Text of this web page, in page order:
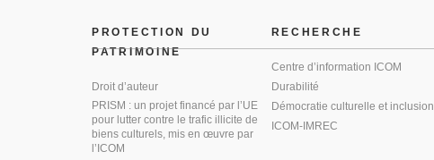
PROTECTION DU
PATRIMOINE
Droit d’auteur
PRISM : un projet financé par l’UE
pour lutter contre le trafic illicite de
biens culturels, mis en œuvre par
l’ICOM
RECHERCHE
Centre d’information ICOM
Durabilité
Démocratie culturelle et inclusion
ICOM-IMREC